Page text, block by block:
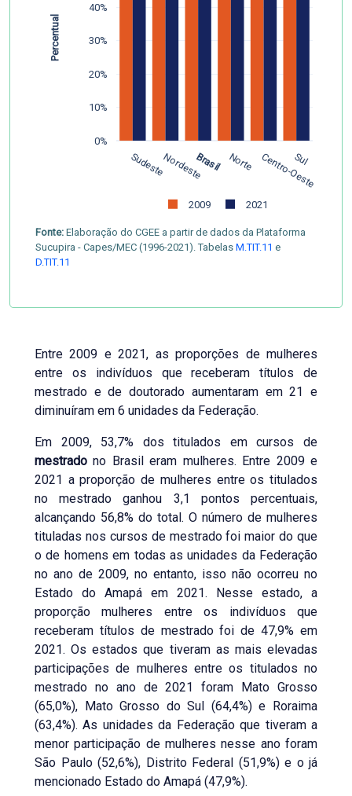
SudesteNordesteBrasil Norte Centro-Oeste
Sul
0%
10%
20%
30%
40%
2009 2021
Percentual
Fonte: Elaboração do CGEE a partir de dados da Plataforma
Sucupira - Capes/MEC (1996-2021). Tabelas M.TIT.11 e
D.TIT.11
Entre 2009 e 2021, as proporções de mulheres
entre os indivíduos que receberam títulos de
mestrado e de doutorado aumentaram em 21 e
diminuíram em 6 unidades da Federação.
Em 2009, 53,7% dos titulados em cursos de
mestrado no Brasil eram mulheres. Entre 2009 e
2021 a proporção de mulheres entre os titulados
no mestrado ganhou 3,1 pontos percentuais,
alcançando 56,8% do total. O número de mulheres
tituladas nos cursos de mestrado foi maior do que
o de homens em todas as unidades da Federação
no ano de 2009, no entanto, isso não ocorreu no
Estado do Amapá em 2021. Nesse estado, a
proporção mulheres entre os indivíduos que
receberam títulos de mestrado foi de 47,9% em
2021. Os estados que tiveram as mais elevadas
participações de mulheres entre os titulados no
mestrado no ano de 2021 foram Mato Grosso
(65,0%), Mato Grosso do Sul (64,4%) e Roraima
(63,4%). As unidades da Federação que tiveram a
menor participação de mulheres nesse ano foram
São Paulo (52,6%), Distrito Federal (51,9%) e o já
mencionado Estado do Amapá (47,9%).